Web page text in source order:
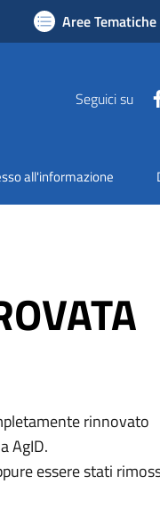
Aree Tematiche
Seguici su
all'informazione
rinnovato
AgID.
essere stati